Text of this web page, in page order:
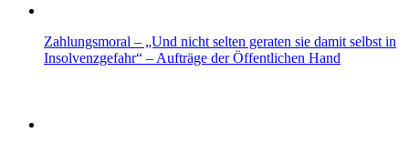
Zahlungsmoral – „Und nicht selten geraten sie damit selbst in
Insolvenzgefahr“ – Aufträge der Öffentlichen Hand